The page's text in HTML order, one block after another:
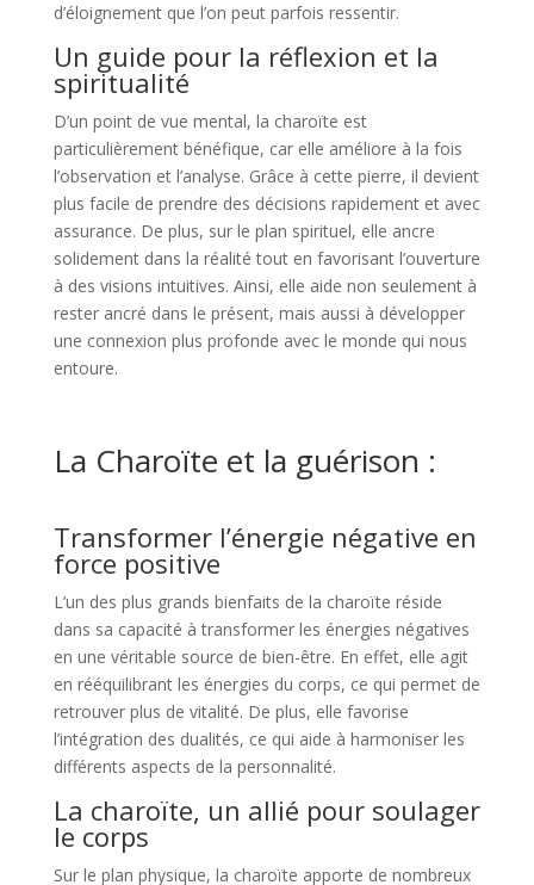
d’éloignement que l’on peut parfois ressentir.
Un guide pour la réflexion et la
spiritualité
D’un point de vue mental, la charoïte est
particulièrement bénéfique, car elle améliore à la fois
l’observation et l’analyse. Grâce à cette pierre, il devient
plus facile de prendre des décisions rapidement et avec
assurance. De plus, sur le plan spirituel, elle ancre
solidement dans la réalité tout en favorisant l’ouverture
à des visions intuitives. Ainsi, elle aide non seulement à
rester ancré dans le présent, mais aussi à développer
une connexion plus profonde avec le monde qui nous
entoure.
La Charoïte et la guérison :
Transformer l’énergie négative en
force positive
L’un des plus grands bienfaits de la charoïte réside
dans sa capacité à transformer les énergies négatives
en une véritable source de bien-être. En effet, elle agit
en rééquilibrant les énergies du corps, ce qui permet de
retrouver plus de vitalité. De plus, elle favorise
l’intégration des dualités, ce qui aide à harmoniser les
différents aspects de la personnalité.
La charoïte, un allié pour soulager
le corps
Sur le plan physique, la charoïte apporte de nombreux